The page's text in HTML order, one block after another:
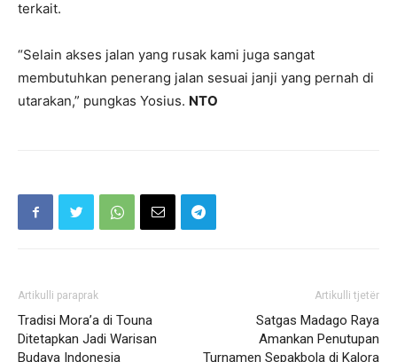
terkait.
“Selain akses jalan yang rusak kami juga sangat
membutuhkan penerang jalan sesuai janji yang pernah di
utarakan,” pungkas Yosius. NTO
Artikulli paraprak
Tradisi Mora’a di Touna
Ditetapkan Jadi Warisan
Budaya Indonesia
Artikulli tjetër
Satgas Madago Raya
Amankan Penutupan
Turnamen Sepakbola di Kalora